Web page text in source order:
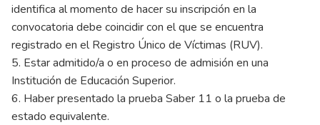
identifica al momento de hacer su inscripción en la
convocatoria debe coincidir con el que se encuentra
registrado en el Registro Único de Víctimas (RUV).
5. Estar admitido/a o en proceso de admisión en una
Institución de Educación Superior.
6. Haber presentado la prueba Saber 11 o la prueba de
estado equivalente.